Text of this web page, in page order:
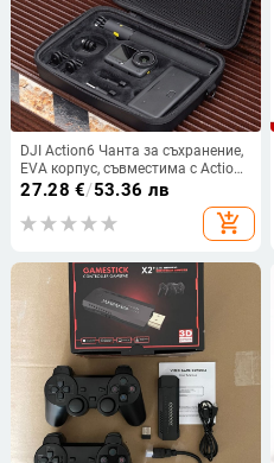
DJI Action6 Чанта за съхранение,
EVA корпус, съвместима с Action6
и серия Action5Pro/4/3,
27.28 €/53.36 лв
add_shopping_cart